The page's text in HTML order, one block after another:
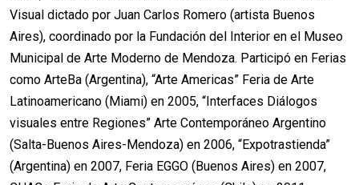
Visual dictado por Juan Carlos Romero (artista Buenos
Aires), coordinado por la Fundación del Interior en el Museo
Municipal de Arte Moderno de Mendoza. Participó en Ferias
como ArteBa (Argentina), “Arte Americas” Feria de Arte
Latinoamericano (Miami) en 2005, “Interfaces Diálogos
visuales entre Regiones” Arte Contemporáneo Argentino
(Salta-Buenos Aires-Mendoza) en 2006, “Expotrastienda”
(Argentina) en 2007, Feria EGGO (Buenos Aires) en 2007,